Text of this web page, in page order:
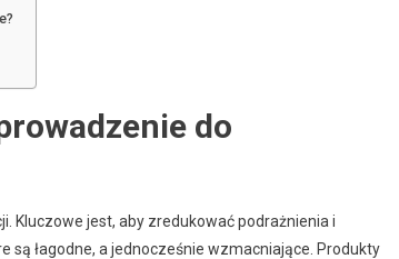
do
Kluczowe jest, aby zredukować podrażnienia i
są łagodne, a jednocześnie wzmacniające. Produkty